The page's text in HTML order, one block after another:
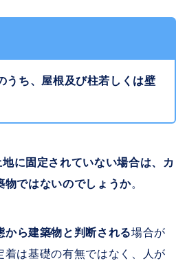
うち、屋根及び柱若しくは壁
地に固定されていない場合は、カ
物ではないのでしょうか。
から建築物と判断される場合が
着は基礎の有無ではなく、人が